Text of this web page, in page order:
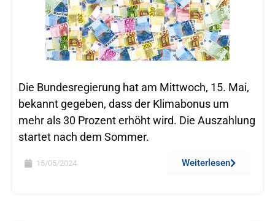
Die Bundesregierung hat am Mittwoch, 15. Mai,
bekannt gegeben, dass der Klimabonus um
mehr als 30 Prozent erhöht wird. Die Auszahlung
startet nach dem Sommer.
15/05/2024 Weiterlesen